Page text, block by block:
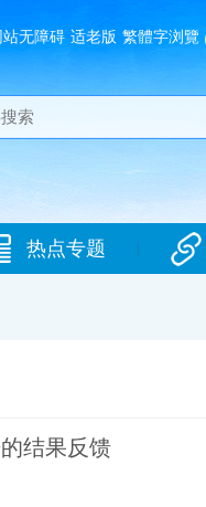
站无障碍 适老版 繁體字浏覽
热点专题
结果反馈